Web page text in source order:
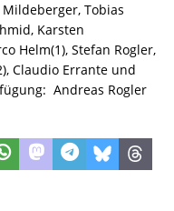
Tobias
Karsten
Helm(1), Stefan Rogler,
Claudio Errante und
Andreas Rogler